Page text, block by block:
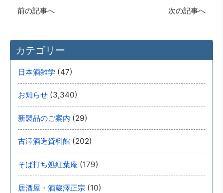
前の記事へ 次の記事へ
カテゴリー
日本酒雑学 (47)
お知らせ (3,340)
新製品のご案内 (29)
古澤酒造資料館 (202)
そば打ち処紅葉庵 (179)
居酒屋・酒蔵澤正宗 (10)